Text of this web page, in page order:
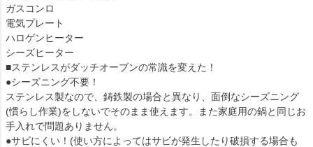
ガスコンロ
電気プレート
ハロゲンヒーター
シーズヒーター
■ステンレスがダッチオーブンの常識を変えた！
●シーズニング不要！
ステンレス製なので、鋳鉄製の場合と異なり、面倒なシーズニング
(慣らし作業)をしないでそのまま使えます。また家庭用の鍋と同じお
手入れで問題ありません。
●サビにくい！(使い方によってはサビが発生したり破損する場合も